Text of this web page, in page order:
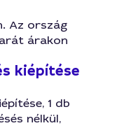
Az ország
árakon
kiépítése
1 db
nélkül,